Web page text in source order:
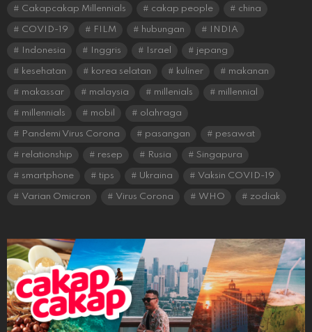
Cakapcakap Millennials cakap people china
COVID-19 FILM hubungan INDIA
Indonesia Inggris Israel jepang
kesehatan korea selatan kuliner makanan
makassar malaysia millenials millennial
millennials mobil olahraga
Pandemi Virus Corona pasangan pesawat
relationship resep Rusia Singapura
smartphone tips Ukraina Vaksin COVID-19
Varian Omicron Virus Corona WHO zodiak